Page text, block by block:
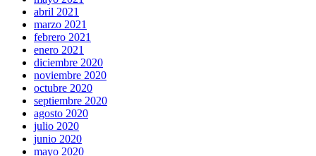
abril 2021
marzo 2021
febrero 2021
enero 2021
diciembre 2020
noviembre 2020
octubre 2020
septiembre 2020
agosto 2020
julio 2020
junio 2020
mayo 2020